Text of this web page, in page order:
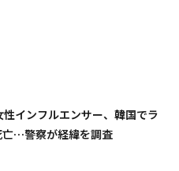
インフルエンサー、韓国でラ
亡…警察が経緯を調査